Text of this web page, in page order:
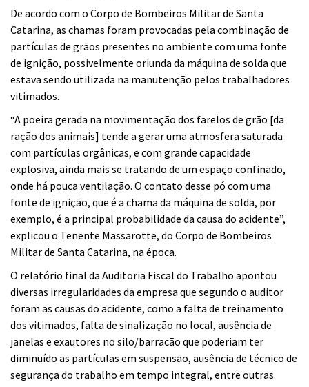
De acordo com o Corpo de Bombeiros Militar de Santa
Catarina, as chamas foram provocadas pela combinação de
partículas de grãos presentes no ambiente com uma fonte
de ignição, possivelmente oriunda da máquina de solda que
estava sendo utilizada na manutenção pelos trabalhadores
vitimados.
“A poeira gerada na movimentação dos farelos de grão [da
ração dos animais] tende a gerar uma atmosfera saturada
com partículas orgânicas, e com grande capacidade
explosiva, ainda mais se tratando de um espaço confinado,
onde há pouca ventilação. O contato desse pó com uma
fonte de ignição, que é a chama da máquina de solda, por
exemplo, é a principal probabilidade da causa do acidente”,
explicou o Tenente Massarotte, do Corpo de Bombeiros
Militar de Santa Catarina, na época.
O relatório final da Auditoria Fiscal do Trabalho apontou
diversas irregularidades da empresa que segundo o auditor
foram as causas do acidente, como a falta de treinamento
dos vitimados, falta de sinalização no local, ausência de
janelas e exautores no silo/barracão que poderiam ter
diminuído as partículas em suspensão, ausência de técnico de
segurança do trabalho em tempo integral, entre outras.